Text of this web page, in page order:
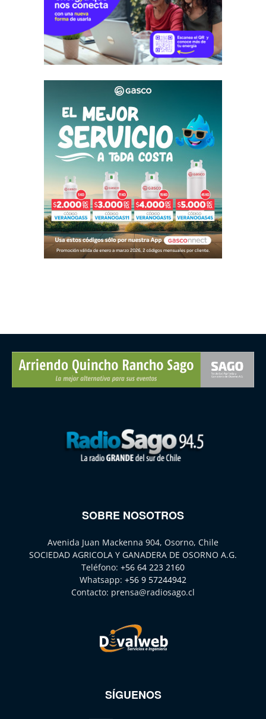
SOBRE NOSOTROS
Avenida Juan Mackenna 904, Osorno, Chile
SOCIEDAD AGRICOLA Y GANADERA DE OSORNO A.G.
Teléfono: +56 64 223 2160
Whatsapp: +56 9 57244942
Contacto: prensa@radiosago.cl
SÍGUENOS